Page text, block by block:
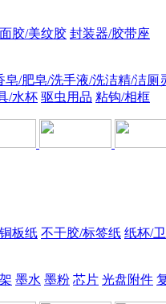
胶/美纹胶 封装器/胶带座
/肥皂/洗手液/洗洁精/洁厕
/水杯 驱虫用品 粘钩/相框
铜板纸 不干胶/标签纸 纸杯/
墨水 墨粉 芯片 光盘附件